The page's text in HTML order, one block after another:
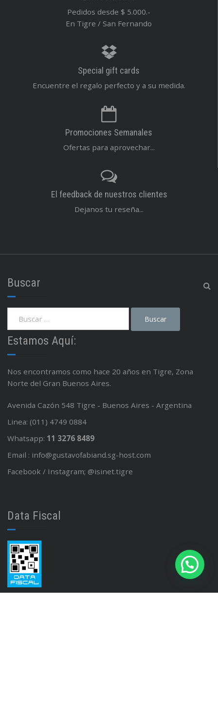
Pedidos desde $ 5.000.-
En Tigre / San Fernando
Special gift cards
Encuentre el regalo perfecto y a su medida.
Promociones Semanales
Ofertas para aprovechar...
El feedback de nuestros clientes
Dejanos tu reseña...
Buscar
Estamos Aquí:
Nos encontramos como hace 20 años en Tigre, Zona
Norte del Gran Buenos Aires.
Avenida Cazón 548 Tigre - Buenos Aires - Argentina
Linea: (011) 4749 0884
Whatsapp: 11 3276 8489
Email : info@gustavofabiand.sg-host.com
Facebook / Instagram; @isinet.tigre
Data Fiscal